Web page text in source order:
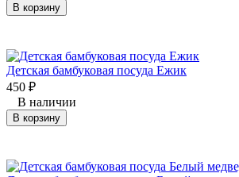
В корзину
Детская бамбуковая посуда Ежик
450 ₽
В наличии
В корзину